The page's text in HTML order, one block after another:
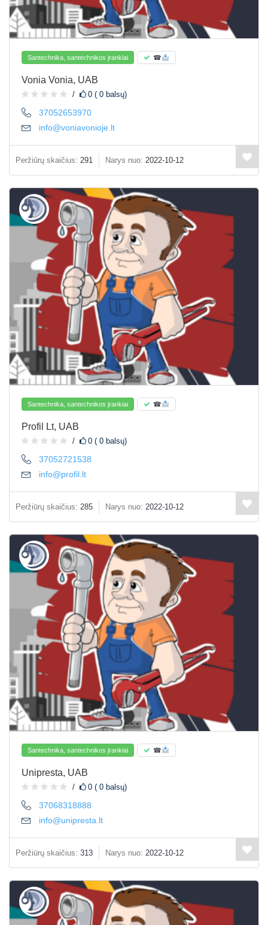
Santechnika, santechnikos įrankiai ☎
Vonia Vonia, UAB
0 ( 0 balsų)
37052653970
info@voniavonioje.lt
Peržiūrų skaičius: 291 Narys nuo: 2022-10-12
Santechnika, santechnikos įrankiai ☎
Profil Lt, UAB
0 ( 0 balsų)
37052721538
info@profil.lt
Peržiūrų skaičius: 285 Narys nuo: 2022-10-12
Santechnika, santechnikos įrankiai ☎
Unipresta, UAB
0 ( 0 balsų)
37068318888
info@unipresta.lt
Peržiūrų skaičius: 313 Narys nuo: 2022-10-12